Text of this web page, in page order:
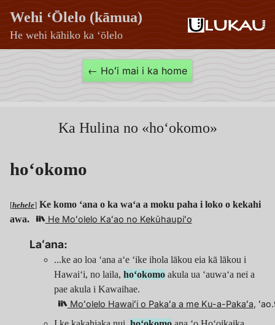
Wehi ʻŌlelo (kāmua)
He wehi kāhiko ka ʻōlelo
← Hoʻi mai i ka home
Ka Hulina no «hoʻokomo»
hoʻokomo
[hehele] Ke komo ʻana o ka waʻa a moku paha i loko o kekahi
awa.
He Moʻolelo Kaʻao no Kekūhaupiʻo
Laʻana:
...ke ao loa ʻana aʻe ʻike ihola lākou eia kā lākou i
Hawaiʻi, no laila, hoʻokomo akula ua ʻauwaʻa nei a
pae akula i Kawaihae.
Moʻolelo Hawaiʻi o Pakaʻa a me Ku-a-Pakaʻa,